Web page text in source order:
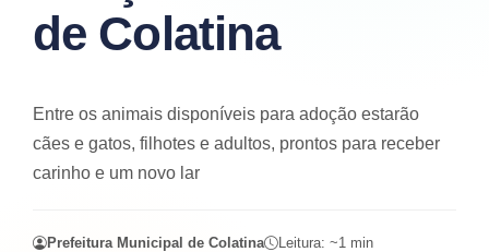
de Colatina
Entre os animais disponíveis para adoção estarão
cães e gatos, filhotes e adultos, prontos para receber
carinho e um novo lar
Prefeitura Municipal de Colatina Leitura: ~1 min